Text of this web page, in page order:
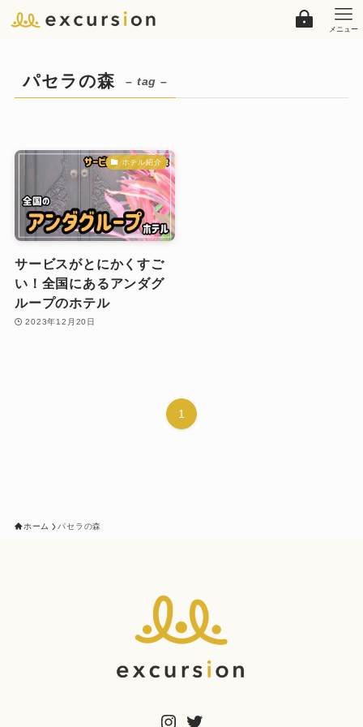
メニュー
パセラの森 – tag –
ホテル紹介
サービスがとにかくすご
い！全国にあるアンダグ
ループのホテル
2023年12月20日
1
ホーム パセラの森
Instagram
Twitter